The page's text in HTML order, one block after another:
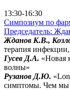
13:30-16:30
Симпозиум по
Председатель:
Жданов К.В.,
терапия
Гусев Д.А. «Новая
волны»
Рузанов Д.Ю.
симптомы. Чем мы